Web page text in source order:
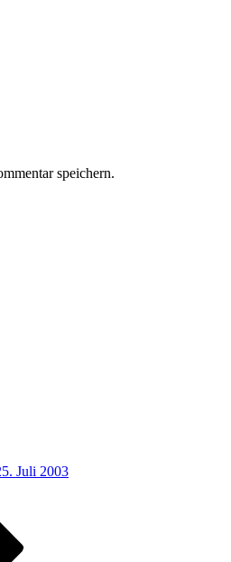
speichern.
Juli 2003